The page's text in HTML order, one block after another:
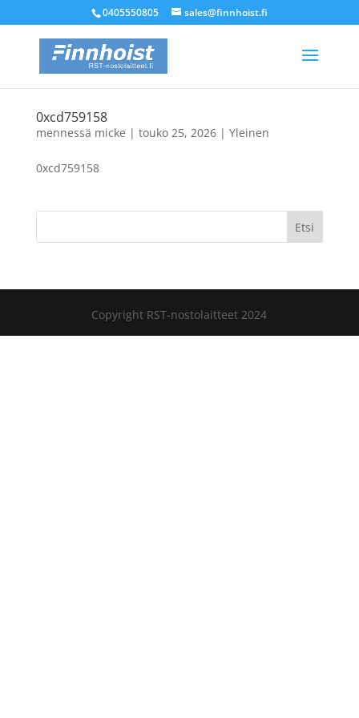
0405550805 sales@finnhoist.fi
0xcd759158
mennessä micke | touko 25, 2026| Yleinen
0xcd759158
Etsi
Copyright RST-nostolaitteet 2024